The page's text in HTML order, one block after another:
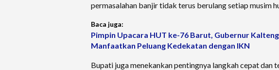
permasalahan banjir tidak terus berulang setiap musim
Baca juga:
Pimpin Upacara HUT ke-76 Barut, Gubernur
Manfaatkan Peluang Kedekatan dengan IKN
Bupati juga menekankan pentingnya langkah cepat dan